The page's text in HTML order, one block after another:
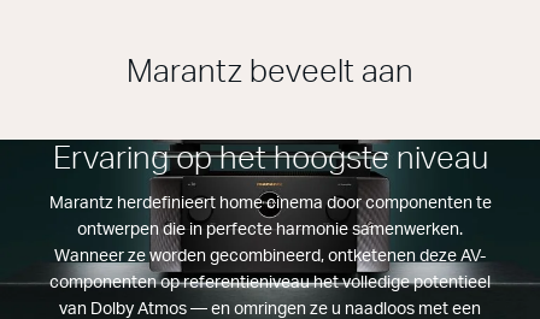
Marantz beveelt aan
Ervaring op het hoogste niveau
Marantz herdefinieert home cinema door componenten te
ontwerpen die in perfecte harmonie samenwerken.
Wanneer ze worden gecombineerd, ontketenen deze AV-
componenten op referentieniveau het volledige potentieel
van Dolby Atmos — en omringen ze u naadloos met een